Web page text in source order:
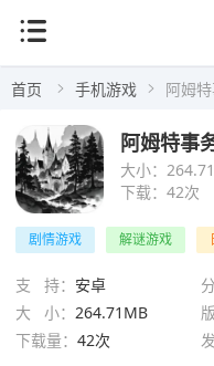
首页 手机游戏 阿姆
大小：
下载： 42次
剧情游戏 解谜游戏
支 持： 安卓
大 小： 264.71MB
下载量： 42次